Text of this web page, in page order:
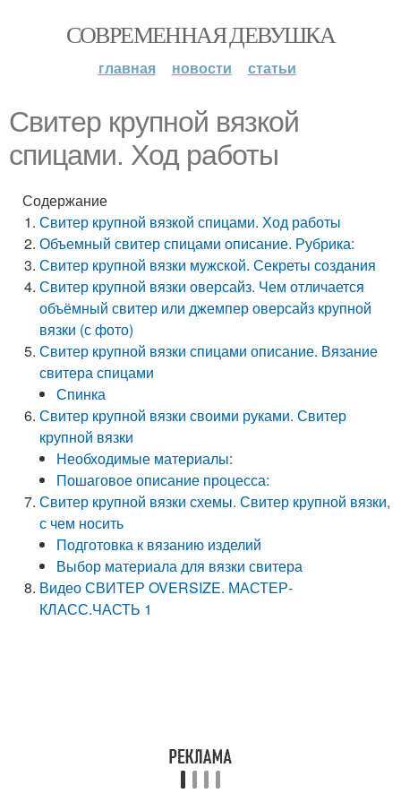
СОВРЕМЕННАЯ ДЕВУШКА
главная новости статьи
Свитер крупной вязкой
спицами. Ход работы
Содержание
Свитер крупной вязкой спицами. Ход работы
Объемный свитер спицами описание. Рубрика:
Свитер крупной вязки мужской. Секреты создания
Свитер крупной вязки оверсайз. Чем отличается
объёмный свитер или джемпер оверсайз крупной
вязки (с фото)
Свитер крупной вязки спицами описание. Вязание
свитера спицами
Спинка
Свитер крупной вязки своими руками. Свитер
крупной вязки
Необходимые материалы:
Пошаговое описание процесса:
Свитер крупной вязки схемы. Свитер крупной вязки,
с чем носить
Подготовка к вязанию изделий
Выбор материала для вязки свитера
Видео СВИТЕР OVERSIZE. МАСТЕР-
КЛАСС.ЧАСТЬ 1